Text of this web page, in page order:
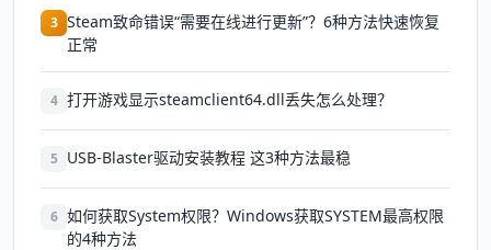
3 Steam致命错误“需要在线进行更新”？6种方法快速恢复
正常
4 打开游戏显示steamclient64.dll丢失怎么处理？
5 USB-Blaster驱动安装教程 这3种方法最稳
6 如何获取System权限？Windows获取SYSTEM最高权限
的4种方法